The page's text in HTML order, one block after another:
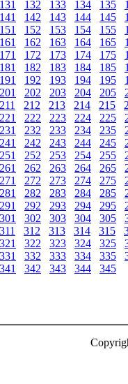
131 132 133 134 135
141 142 143 144 145
151 152 153 154 155
161 162 163 164 165
171 172 173 174 175
181 182 183 184 185
191 192 193 194 195
201 202 203 204 205
211 212 213 214 215
221 222 223 224 225
231 232 233 234 235
241 242 243 244 245
251 252 253 254 255
261 262 263 264 265
271 272 273 274 275
281 282 283 284 285
291 292 293 294 295
301 302 303 304 305
311 312 313 314 315
321 322 323 324 325
331 332 333 334 335
341 342 343 344 345